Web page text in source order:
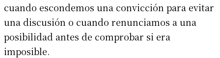
cuando escondemos una convicción para evitar
una discusión o cuando renunciamos a una
posibilidad antes de comprobar si era
imposible.